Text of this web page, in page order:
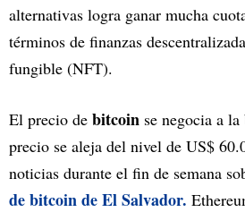
alternativas logra ganar mucha
términos de finanzas
fungible (NFT).
El precio de bitcoin se negocia a
precio se aleja del nivel de US$
noticias durante el fin de semana
de bitcoin de El Salvador.